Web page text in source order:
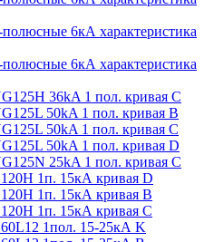
6кА характеристика
6кА характеристика
36kA 1 пол. кривая C
50kA 1 пол. кривая B
50kA 1 пол. кривая C
50kA 1 пол. кривая D
25kA 1 пол. кривая C
1п. 15кА кривая D
1п. 15кА кривая В
1п. 15кА кривая С
1пол. 15-25кА K